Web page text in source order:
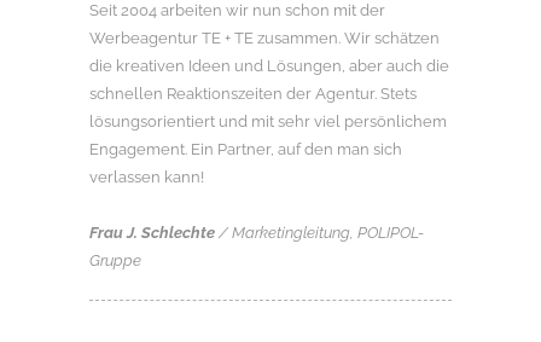
Seit 2004 arbeiten wir nun schon mit der
Werbeagentur TE + TE zusammen. Wir schätzen
die kreativen Ideen und Lösungen, aber auch die
schnellen Reaktionszeiten der Agentur. Stets
lösungsorientiert und mit sehr viel persönlichem
Engagement. Ein Partner, auf den man sich
verlassen kann!
Frau J. Schlechte / Marketingleitung, POLIPOL-
Gruppe